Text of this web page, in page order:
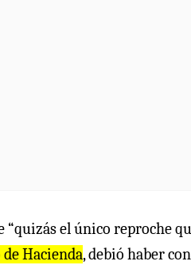
“quizás el único reproche
Hacienda, debió haber